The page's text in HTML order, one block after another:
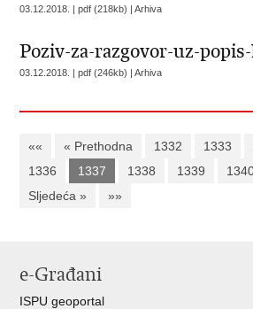
03.12.2018. | pdf (218kb) |Arhiva
Poziv-za-razgovor-uz-
03.12.2018. | pdf (246kb) |Arhiva
«« « Prethodna 1332 1333
1336
1337 1338 1339
Sljedeća »
»»
e-Građani
ISPU geoportal